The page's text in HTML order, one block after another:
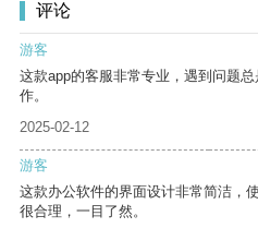
评论
游客
这款app的客服非常专业，遇到问题
作。
2025-02-12
游客
这款办公软件的界面设计非常简洁，
很合理，一目了然。